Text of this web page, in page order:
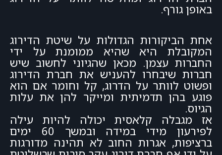
באופן גורף.
אחת הביקורות הגדולות על שיטת הדירוג
המקובלת היא שהיא ממומנת על ידי
החברות עצמן. מכאן שהגיוני לחשוב שיש
חברות שיבחרו להעניש את חברת הדירוג
ופשוט לוותר על הדרוג, קל וחומר אם הוא
פוגע בהן תדמיתית ומייקר להן את עלות
הגיוס.
אז מגבלה קלאסית יכולה להיות עילה
לפירעון מידי במידה ובמשך 60 ימים
ברציפות, אגרות החוב לא תהינה מדורגות